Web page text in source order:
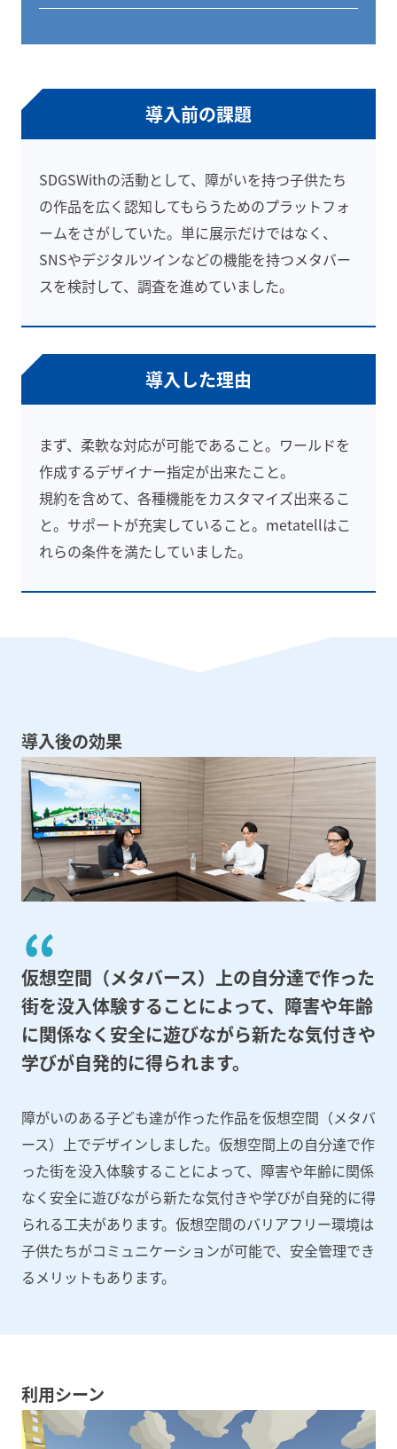
導入前の課題
SDGSWithの活動として、障がいを持つ子供たち
の作品を広く認知してもらうためのプラットフォ
ームをさがしていた。単に展示だけではなく、
SNSやデジタルツインなどの機能を持つメタバー
スを検討して、調査を進めていました。
導入した理由
まず、柔軟な対応が可能であること。ワールドを
作成するデザイナー指定が出来たこと。
規約を含めて、各種機能をカスタマイズ出来るこ
と。サポートが充実していること。metatellはこ
れらの条件を満たしていました。
導入後の効果
仮想空間（メタバース）上の自分達で作った
街を没入体験することによって、障害や年齢
に関係なく 安全に遊びながら新たな気付きや
学びが自発的に得られます。
障がいのある子ども達が作った作品を仮想空間（メタバ
ース）上でデザインしました。仮想空間上の自分達で作
った街を没入体験することによって、障害や年齢に関係
なく安全に遊びながら新たな気付きや学びが自発的に得
られる工夫があります。仮想空間のバリアフリー環境は
子供たちがコミュニケーションが可能で、安全管理でき
るメリットもあります。
利用シーン